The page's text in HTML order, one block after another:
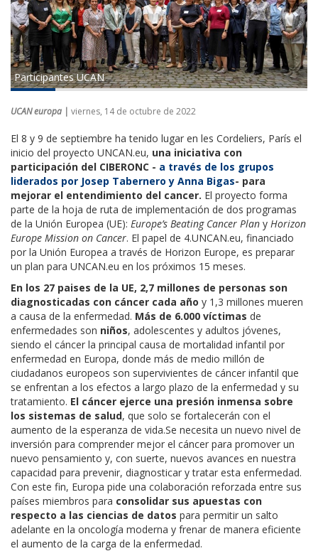
Participantes UCAN
UCAN europa | viernes, 14 de octubre de 2022
El 8 y 9 de septiembre ha tenido lugar en les Cordeliers, París el
inicio del proyecto UNCAN.eu, una iniciativa con
participación del CIBERONC - a través de los grupos
liderados por Josep Tabernero y Anna Bigas- para
mejorar el entendimiento del cancer. El proyecto forma
parte de la hoja de ruta de implementación de dos programas
de la Unión Europea (UE): Europe’s Beating Cancer Plan y Horizon
Europe Mission on Cancer. El papel de 4.UNCAN.eu, financiado
por la Unión Europea a través de Horizon Europe, es preparar
un plan para UNCAN.eu en los próximos 15 meses.
En los 27 paises de la UE, 2,7 millones de personas son
diagnosticadas con cáncer cada año y 1,3 millones mueren
a causa de la enfermedad. Más de 6.000 víctimas de
enfermedades son niños, adolescentes y adultos jóvenes,
siendo el cáncer la principal causa de mortalidad infantil por
enfermedad en Europa, donde más de medio millón de
ciudadanos europeos son supervivientes de cáncer infantil que
se enfrentan a los efectos a largo plazo de la enfermedad y su
tratamiento. El cáncer ejerce una presión inmensa sobre
los sistemas de salud, que solo se fortalecerán con el
aumento de la esperanza de vida.Se necesita un nuevo nivel de
inversión para comprender mejor el cáncer para promover un
nuevo pensamiento y, con suerte, nuevos avances en nuestra
capacidad para prevenir, diagnosticar y tratar esta enfermedad.
Con este fin, Europa pide una colaboración reforzada entre sus
países miembros para consolidar sus apuestas con
respecto a las ciencias de datos para permitir un salto
adelante en la oncología moderna y frenar de manera eficiente
el aumento de la carga de la enfermedad.